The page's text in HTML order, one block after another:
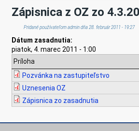
Zápisnica z OZ zo
Pridané používateľomadmindňa 28. február 2011 - 19:27
Dátum zasadnutia:
piatok, 4. marec 2011 - 1:00
Príloha
Pozvánka na zastupiteľstvo
Uznesenia OZ
Zápisnica zo zasadnutia